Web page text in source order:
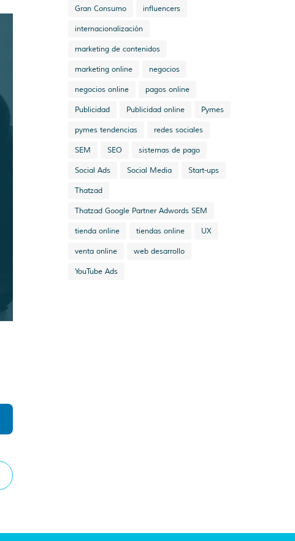
Gran Consumo influencers
internacionalización
marketing de contenidos
marketing online negocios
negocios online pagos online
Publicidad Publicidad online Pymes
pymes tendencias redes sociales
SEM SEO sistemas de pago
Social Ads Social Media Start-ups
Thatzad
Thatzad Google Partner Adwords SEM
tienda online tiendas online UX
venta online web desarrollo
YouTube Ads